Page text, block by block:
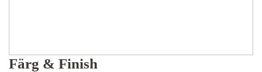
Färg & Finish